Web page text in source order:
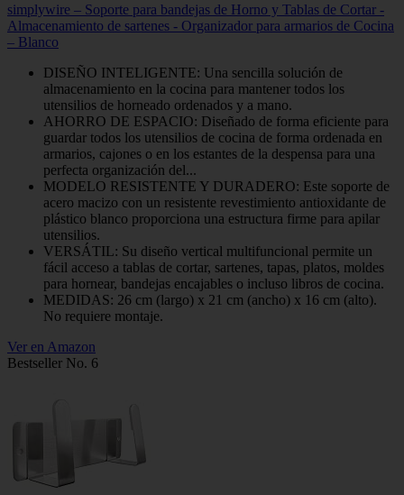
simplywire – Soporte para bandejas de Horno y Tablas de Cortar -
Almacenamiento de sartenes - Organizador para armarios de Cocina
– Blanco
DISEÑO INTELIGENTE: Una sencilla solución de
almacenamiento en la cocina para mantener todos los
utensilios de horneado ordenados y a mano.
AHORRO DE ESPACIO: Diseñado de forma eficiente para
guardar todos los utensilios de cocina de forma ordenada en
armarios, cajones o en los estantes de la despensa para una
perfecta organización del...
MODELO RESISTENTE Y DURADERO: Este soporte de
acero macizo con un resistente revestimiento antioxidante de
plástico blanco proporciona una estructura firme para apilar
utensilios.
VERSÁTIL: Su diseño vertical multifuncional permite un
fácil acceso a tablas de cortar, sartenes, tapas, platos, moldes
para hornear, bandejas encajables o incluso libros de cocina.
MEDIDAS: 26 cm (largo) x 21 cm (ancho) x 16 cm (alto).
No requiere montaje.
Ver en Amazon
Bestseller No. 6